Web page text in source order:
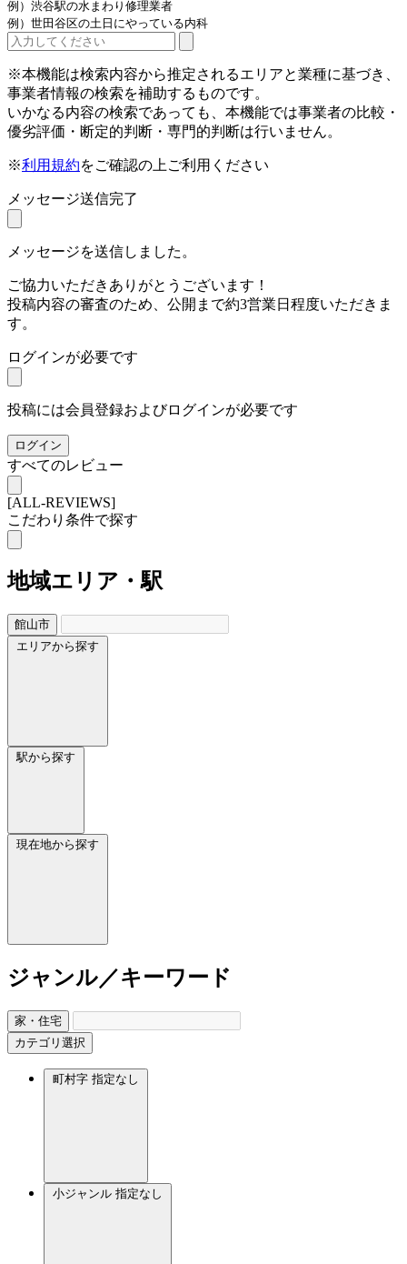
例）渋谷駅の水まわり修理業者
例）世田谷区の土日にやっている内科
※本機能は検索内容から推定されるエリアと業種に基づき、
事業者情報の検索を補助するものです。
いかなる内容の検索であっても、本機能では事業者の比較・
優劣評価・断定的判断・専門的判断は行いません。
※利用規約をご確認の上ご利用ください
メッセージ送信完了
メッセージを送信しました。
ご協力いただきありがとうございます！
投稿内容の審査のため、公開まで約3営業日程度いただきま
す。
ログインが必要です
投稿には会員登録およびログインが必要です
ログイン
すべてのレビュー
[ALL-REVIEWS]
こだわり条件で探す
地域エリア・駅
館山市
エリアから探す
駅から探す
現在地から探す
ジャンル／キーワード
家・住宅
カテゴリ選択
町村字 指定なし
小ジャンル 指定なし